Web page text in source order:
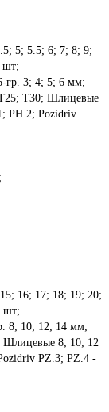
5; 5.5; 6; 7; 8; 9;
шт;
гр. 3; 4; 5; 6 мм;
T30; Шлицевые
PH.2; Pozidriv
16; 17; 18; 19; 20;
шт;
8; 10; 12; 14 мм;
Шлицевые 8; 10; 12
PZ.3; PZ.4 -